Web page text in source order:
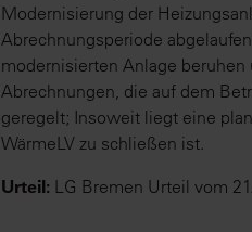
Modernisierung der
Abrechnungsperiode
modernisierten Anlage
Abrechnungen, die auf dem
geregelt; Insoweit liegt eine
WärmeLV zu schließen ist.
Urteil: LG Bremen Urteil vom